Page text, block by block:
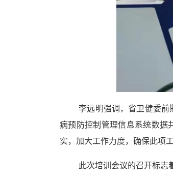
李远明强调，省卫健委前
病预防控制管理信息系统数据
实，加大工作力度，确保此项
此次培训会议的召开标志